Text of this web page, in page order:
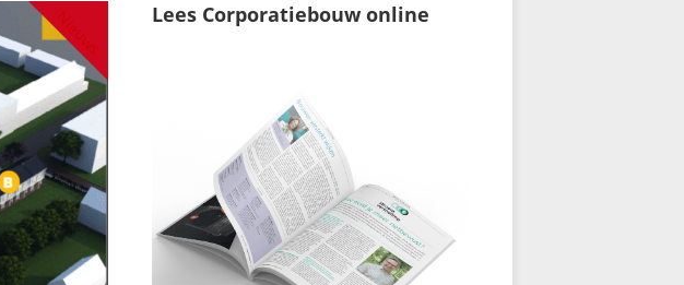
Nieuws Lees Corporatiebouw online